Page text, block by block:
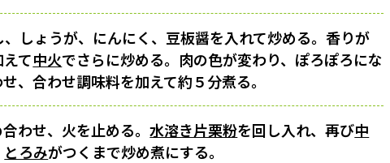
、しょうが、にんにく、豆板醤を入れて炒める。香りが
て中火でさらに炒める。肉の色が変わり、ぽろぽろにな
、合わせ調味料を加えて約５分煮る。
わせ、火を止める。水溶き片栗粉を回し入れ、再び中
とろみがつくまで炒め煮にする。